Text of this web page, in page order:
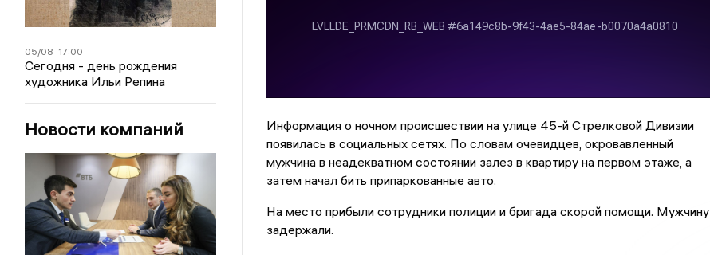
05/08 17:00
Сегодня - день рождения
художника Ильи Репина
Новости компаний
Информация о ночном происшествии на улице 45-й Стрелковой Дивизии
появилась в социальных сетях. По словам очевидцев, окровавленный
мужчина в неадекватном состоянии залез в квартиру на первом этаже, а
затем начал бить припаркованные авто.
На место прибыли сотрудники полиции и бригада скорой помощи. Мужчину
задержали.